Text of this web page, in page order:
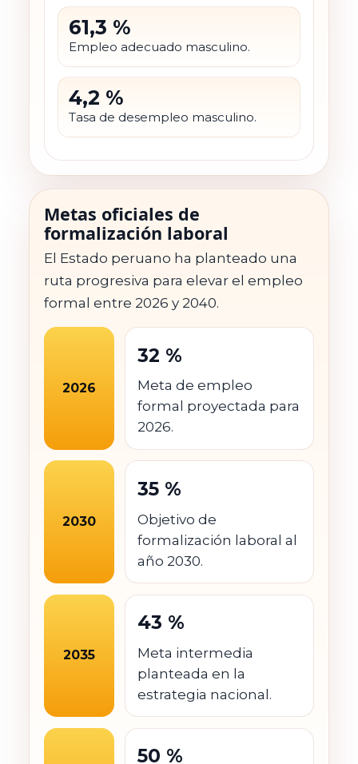
61,3 %
Empleo adecuado masculino.
4,2 %
Tasa de desempleo masculino.
Metas oficiales de
formalización laboral
El Estado peruano ha planteado una
ruta progresiva para elevar el empleo
formal entre 2026 y 2040.
2026
32 %
Meta de empleo
formal proyectada para
2026.
2030
35 %
Objetivo de
formalización laboral al
año 2030.
2035
43 %
Meta intermedia
planteada en la
estrategia nacional.
50 %